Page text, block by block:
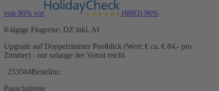
von 96% vor (6893) 96%
8-tägige Flugreise, DZ inkl. AI
Upgrade auf Doppelzimmer Poolblick (Wert: € ca. € 84,- pro
Zimmer) - nur solange der Vorrat reicht
253504Bestellnr.:
Pauschalreise